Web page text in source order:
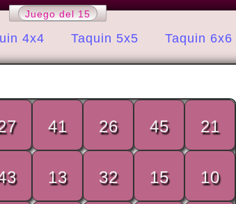
Juego del 15
4x4 Taquin 5x5 Taquin 6x6
41 26 45 21
13 32 15 10